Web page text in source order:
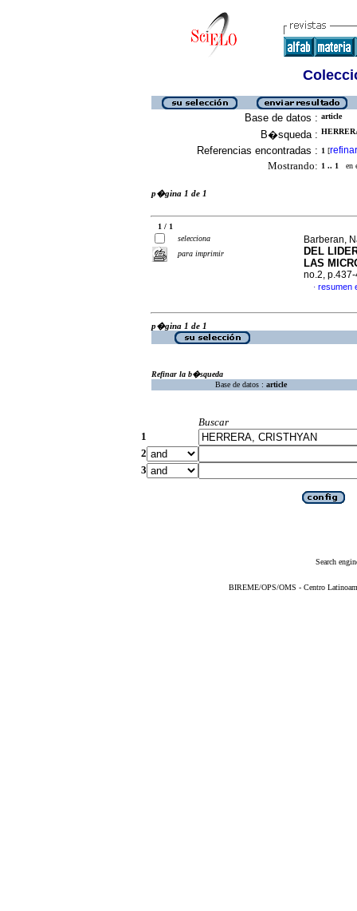
Base de datos : article
B�squeda :
Referencias encontradas : 1 [refinar
Mostrando: 1 .. 1 en
p�gina 1 de 1
1 / 1
selecciona
para imprimir
Barberan,
DEL
LAS
no.2,
· resumen
p�gina 1 de 1
Refinar la b�squeda
Base de datos : article
Buscar
1
2
3
Search
BIREME/OPS/OMS - Centro